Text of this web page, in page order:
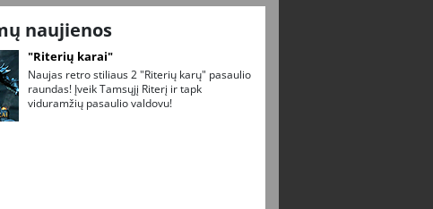
naujienos
"Riterių karai"
Naujas retro stiliaus 2 "Riterių karų" pasaulio
raundas! Įveik Tamsųjį Riterį ir tapk
viduramžių pasaulio valdovu!